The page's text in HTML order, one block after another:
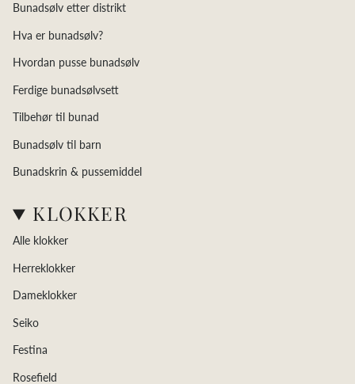
Bli med i kundeklubben
FÅ -15% PÅ DITT FØRSTE KJØP
Meld deg på nyhetsbrevet, så sender vi deg en -15% rabattkode
Bunadsølv etter distrikt
Hva er bunadsølv?
Hvordan pusse bunadsølv
Ferdige bunadsølvsett
Tilbehør til bunad
Bunadsølv til barn
Bunadskrin & pussemiddel
KLOKKER
Alle klokker
Herreklokker
Dameklokker
Seiko
Festina
Rosefield